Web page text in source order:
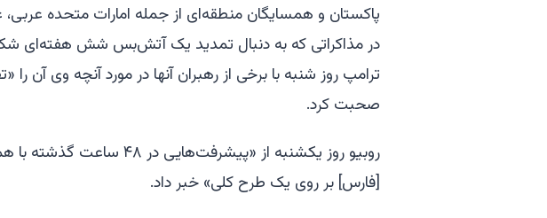
پاکستان و همسایگان منطقه‌ای از جمله امارات متحده
در مذاکراتی که به دنبال تمدید یک آتش‌بس شش هفته‌ای
ترامپ روز شنبه با برخی از رهبران آنها در مورد آنچه وی آن را
صحبت کرد.
روبیو روز یکشنبه از
[فارس] بر روی یک طرح کلی» خبر داد.